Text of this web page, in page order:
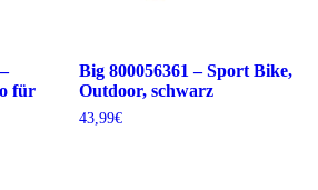
für
Big 800056361 – Sport Bike,
Outdoor, schwarz
43,99€